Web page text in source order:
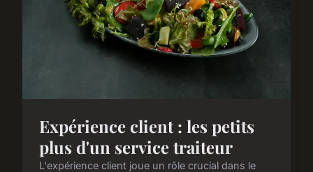
Expérience client : les petits
plus d'un service traiteur
L'expérience client joue un rôle crucial dans le